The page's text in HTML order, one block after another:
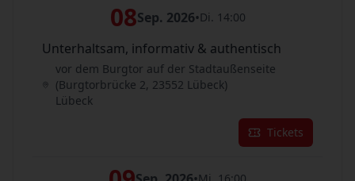
08Sep. 2026•Di. 14:00
Unterhaltsam, informativ & authentisch
vor dem Burgtor auf der Stadtaußenseite
(Burgtorbrücke 2, 23552 Lübeck)
Lübeck
Tickets